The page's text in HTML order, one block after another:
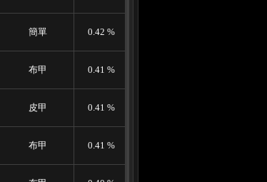
簡單 0.42 %
布甲 0.41 %
皮甲 0.41 %
布甲 0.41 %